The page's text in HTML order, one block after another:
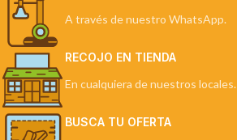
A través de nuestro WhatsApp.
RECOJO EN TIENDA
En cualquiera de nuestros locales.
BUSCA TU OFERTA